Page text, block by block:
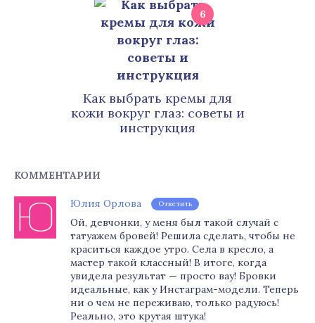
6
Как выбрать кремы для
кожи вокруг глаз: советы и
инструкция
КОММЕНТАРИИ
Юлия Орлова Ответить
Ой, девчонки, у меня был такой случай с
татуажем бровей! Решила сделать, чтобы не
краситься каждое утро. Села в кресло, а
мастер такой классный! В итоге, когда
увидела результат — просто вау! Бровки
идеальные, как у Инстаграм-модели. Теперь
ни о чем не переживаю, только радуюсь!
Реально, это крутая штука!